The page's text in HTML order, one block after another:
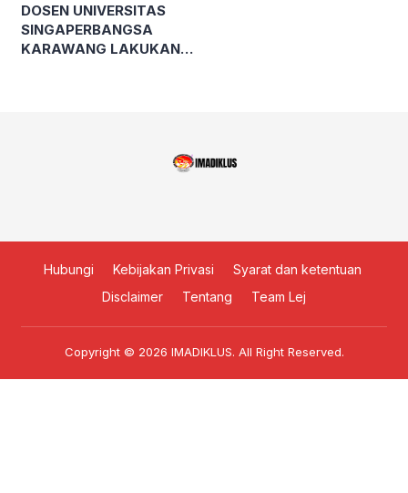
DOSEN UNIVERSITAS
SINGAPERBANGSA
KARAWANG LAKUKAN
Hubungi Kebijakan Privasi
Syarat dan ketentuan
Disclaimer
Tentang Team Lej
Copyright © 2026 IMADIKLUS. All Right Reserved.